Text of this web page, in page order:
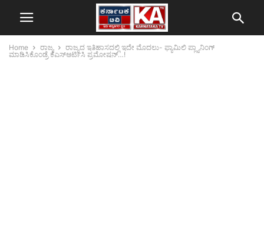
Home ರಾಜ್ಯ
ರಾಜ್ಯದ ಇತಿಹಾಸದಲ್ಲಿ ಇದೇ ಮೊದಲು- ಫ್ಯಾಮಿಲಿ ಪ್ಲ್ಯಾನಿಂಗ್
ಮಾಡಿಸಿಕೊಂಡ್ರೆ ಕೆಎಸ್ಆರ್ಟಿಸಿ ಪ್ರಮೋಷನ್…!